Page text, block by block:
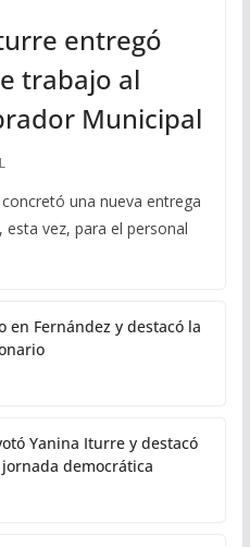
entregó
trabajo al
Municipal
una nueva entrega
vez, para el personal
en Fernández y destacó la
Yanina Iturre y destacó
democrática